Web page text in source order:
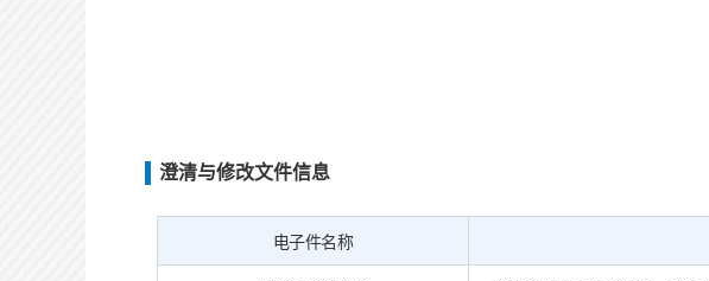
澄清与修改文件信息
电子件名称